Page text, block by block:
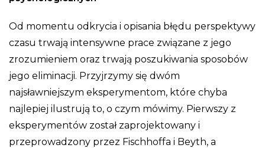
Od momentu odkrycia i opisania błędu perspektywy
czasu trwają intensywne prace związane z jego
zrozumieniem oraz trwają poszukiwania sposobów
jego eliminacji. Przyjrzymy się dwóm
najsławniejszym eksperymentom, które chyba
najlepiej ilustrują to, o czym mówimy. Pierwszy z
eksperymentów został zaprojektowany i
przeprowadzony przez Fischhoffa i Beyth, a